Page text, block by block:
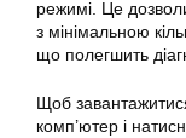
режимі. Це
з мінімальною
що полегшить
Щоб
комп’ютер і